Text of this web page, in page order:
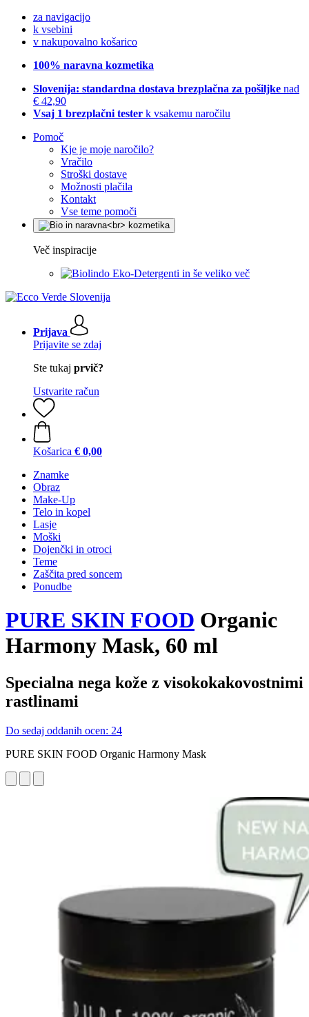
za navigacijo
k vsebini
v nakupovalno košarico
100% naravna kozmetika
Slovenija: standardna dostava brezplačna za pošiljke nad
€ 42,90
Vsaj 1 brezplačni tester k vsakemu naročilu
Pomoč
Kje je moje naročilo?
Vračilo
Stroški dostave
Možnosti plačila
Kontakt
Vse teme pomoči
Več inspiracije
Eko-Detergenti in še veliko več
Prijava
Prijavite se zdaj
Ste tukaj prvič?
Ustvarite račun
Košarica € 0,00
Znamke
Obraz
Make-Up
Telo in kopel
Lasje
Moški
Dojenčki in otroci
Teme
Zaščita pred soncem
Ponudbe
PURE SKIN FOOD Organic
Harmony Mask, 60 ml
Specialna nega kože z visokokakovostnimi
rastlinami
Do sedaj oddanih ocen: 24
PURE SKIN FOOD Organic Harmony Mask